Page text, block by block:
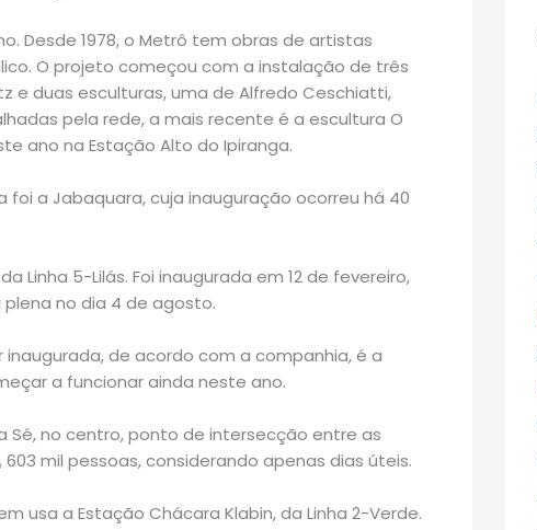
Desde 1978, o Metrô tem obras de artistas
O projeto começou com a instalação de três
e duas esculturas, uma de Alfredo Ceschiatti,
pela rede, a mais recente é a escultura O
ano na Estação Alto do Ipiranga.
foi a Jabaquara, cuja inauguração ocorreu há 40
Linha 5-Lilás. Foi inaugurada em 12 de fevereiro,
no dia 4 de agosto.
de acordo com a companhia, é a
a funcionar ainda neste ano.
no centro, ponto de intersecção entre as
mil pessoas, considerando apenas dias úteis.
usa a Estação Chácara Klabin, da Linha 2-Verde.